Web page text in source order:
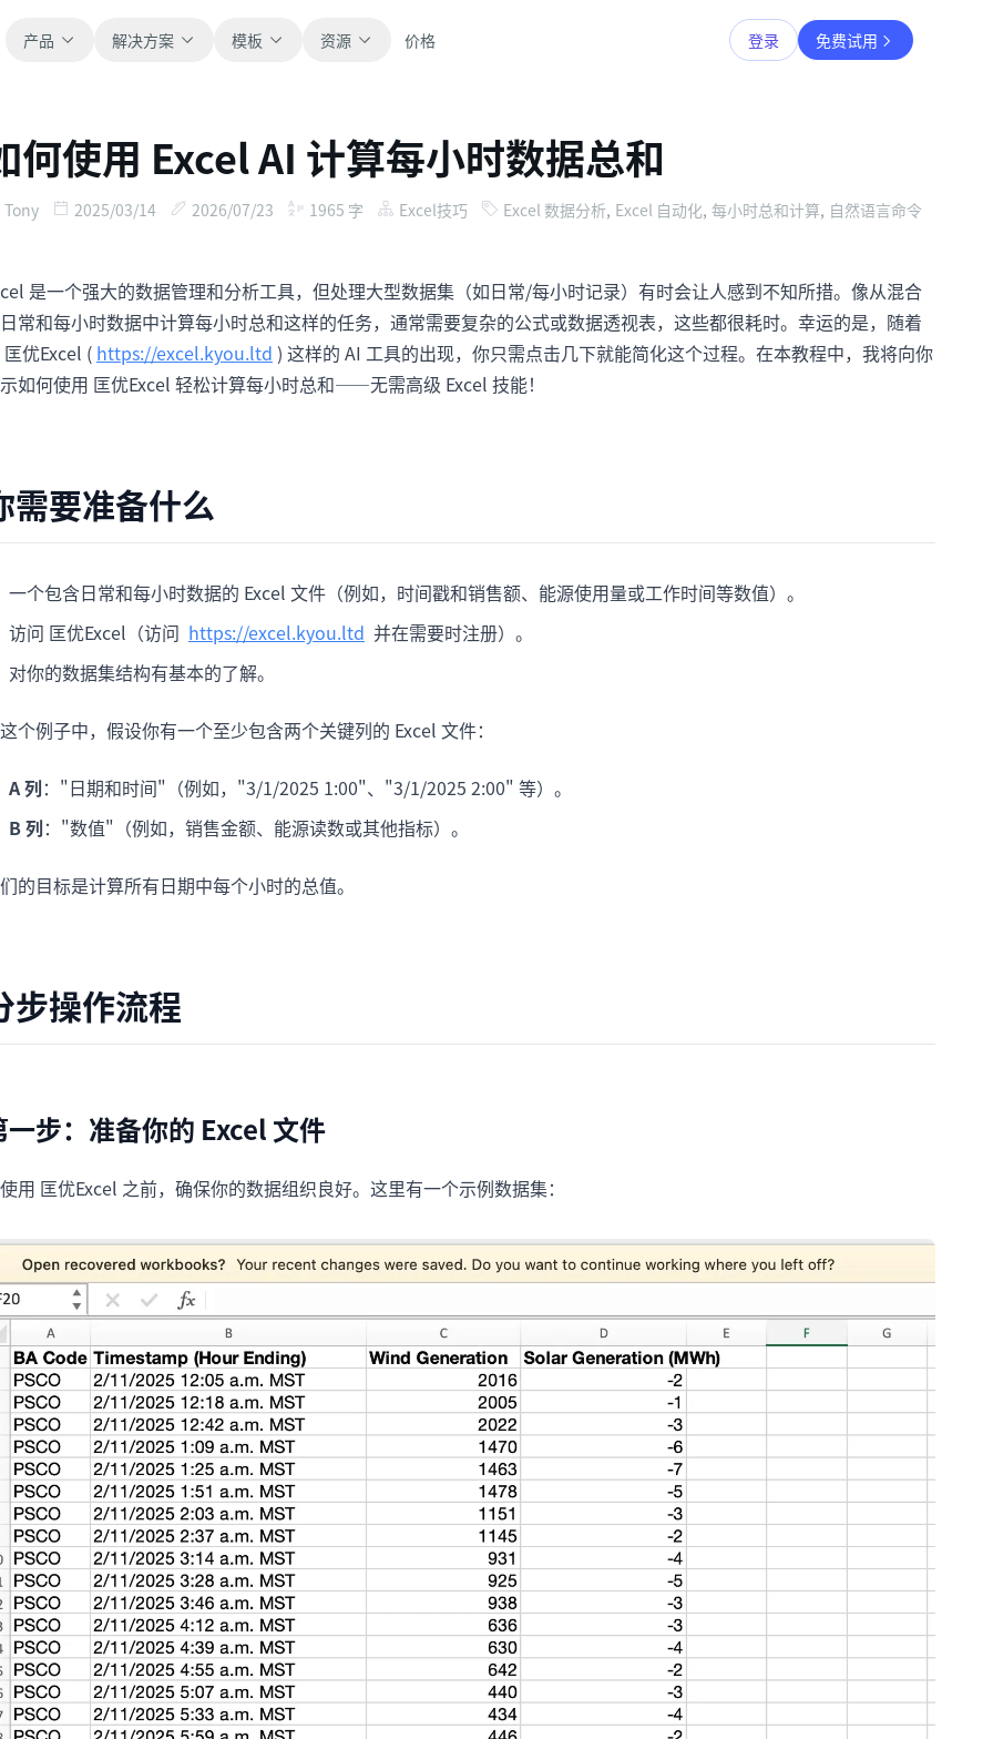
产品 解决方案 模板
全部
浏览全部可直接使用的表格模板。
运营
用于跟踪流程、协作、计划与执行。
项目
管理里程碑、负责人、交付和进度。
分析
用于看板、KPI复盘和经营分析。
资源
博客
获取产品更新、案例和工作流灵感。
帮助文档
查看产品文档、配置和使用说明。
快速入门
帮助新用户和团队快速上手。
价格 登录 免费试用
何使用 Excel AI 计算每小时数据总和
Tony 2025/03/14 2026/07/23 1965 字 Excel技巧 Excel 数据分析, Excel 自动化, 每小时总和计算, 自然语言命令
是一个强大的数据管理和分析工具，但处理大型数据集（如日常/每小时记录）有时会让人感到不知所措。像从混合
常和每小时数据中计算每小时总和这样的任务，通常需要复杂的公式或数据透视表，这些都很耗时。幸运的是，随着
优Excel ( https://excel.kyou.ltd ) 这样的 AI 工具的出现，你只需点击几下就能简化这个过程。在本教程中，我将向你
如何使用 匡优Excel 轻松计算每小时总和——无需高级 Excel 技能！
需要准备什么
一个包含日常和每小时数据的 Excel 文件（例如，时间戳和销售额、能源使用量或工作时间等数值）。
访问 匡优Excel（访问 https://excel.kyou.ltd 并在需要时注册）。
对你的数据集结构有基本的了解。
个例子中，假设你有一个至少包含两个关键列的 Excel 文件：
A 列："日期和时间"（例如，"3/1/2025 1:00"、"3/1/2025 2:00" 等）。
B 列："数值"（例如，销售金额、能源读数或其他指标）。
的目标是计算所有日期中每个小时的总值。
步操作流程
一步：准备你的 Excel 文件
用 匡优Excel 之前，确保你的数据组织良好。这里有一个示例数据集：